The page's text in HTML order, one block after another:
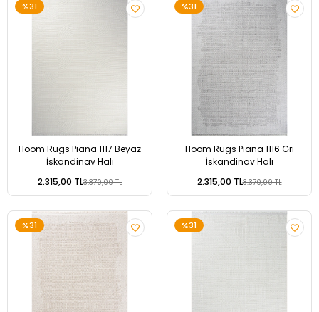
%31
Hoom Rugs Piana 1117 Beyaz
İskandinav Halı
2.315,00 TL3.370,00 TL
%31
Hoom Rugs Piana 1116 Gri
İskandinav Halı
2.315,00 TL3.370,00 TL
%31 %31